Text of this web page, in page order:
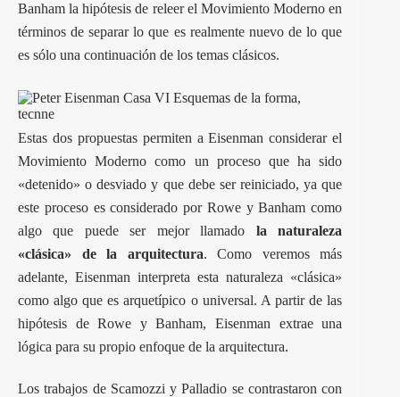
Banham la hipótesis de releer el Movimiento Moderno en
términos de separar lo que es realmente nuevo de lo que
es sólo una continuación de los temas clásicos.
Estas dos propuestas permiten a Eisenman considerar el
Movimiento Moderno como un proceso que ha sido
«detenido» o desviado y que debe ser reiniciado, ya que
este proceso es considerado por Rowe y Banham como
algo que puede ser mejor llamado la naturaleza
«clásica» de la arquitectura. Como veremos más
adelante, Eisenman interpreta esta naturaleza «clásica»
como algo que es arquetípico o universal. A partir de las
hipótesis de Rowe y Banham, Eisenman extrae una
lógica para su propio enfoque de la arquitectura.
Los trabajos de Scamozzi y Palladio se contrastaron con